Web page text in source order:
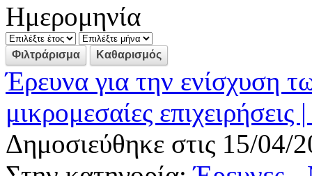
Ημερομηνία
Έρευνα για την ενίσχυση
μικρομεσαίες
Δημοσιεύθηκε στις 15/04/